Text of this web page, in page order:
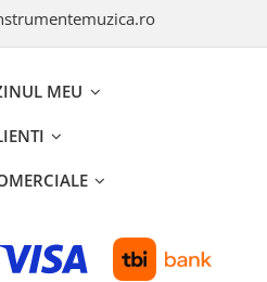
MEU